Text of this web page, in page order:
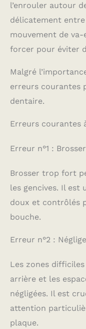
l’enrouler autour
délicatement
mouvement de
forcer pour éviter
Malgré
erreurs courantes
dentaire.
Erreurs courantes
Erreur n°1 :
Brosser trop fort
les gencives. Il est
doux et contrôlés
bouche.
Erreur n°2 :
Les zones difficiles
arrière et les
négligées. Il est
attention
plaque.